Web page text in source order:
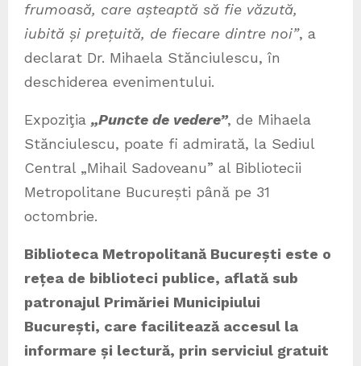
frumoasă, care așteaptă să fie văzută,
iubită și prețuită, de fiecare dintre noi”, a
declarat Dr. Mihaela Stănciulescu, în
deschiderea evenimentului.
Expoziţia „Puncte de vedere”, de Mihaela
Stănciulescu, poate fi admirată, la Sediul
Central „Mihail Sadoveanu” al Bibliotecii
Metropolitane București până pe 31
octombrie.
Biblioteca Metropolitană București este o
rețea de biblioteci publice, aflată sub
patronajul Primăriei Municipiului
București, care facilitează accesul la
informare și lectură, prin serviciul gratuit